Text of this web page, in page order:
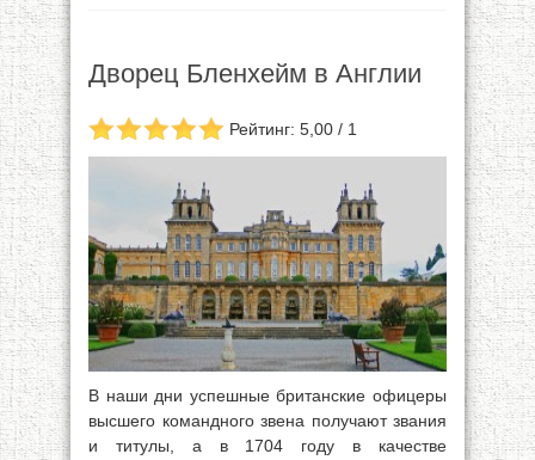
Дворец Бленхейм в Англии
Рейтинг: 5,00 / 1
В наши дни успешные британские офицеры
высшего командного звена получают звания
и титулы, а в 1704 году в качестве